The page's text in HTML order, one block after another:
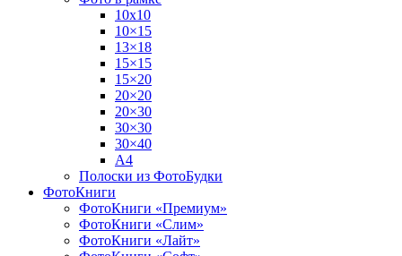
10х10
10×15
13×18
15×15
15×20
20×20
20×30
30×30
30×40
A4
Полоски из ФотоБудки
ФотоКниги
ФотоКниги «Премиум»
ФотоКниги «Слим»
ФотоКниги «Лайт»